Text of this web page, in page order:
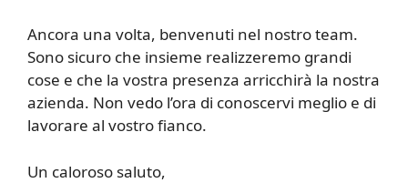
Ancora una volta, benvenuti nel nostro team.
Sono sicuro che insieme realizzeremo grandi
cose e che la vostra presenza arricchirà la nostra
azienda. Non vedo l’ora di conoscervi meglio e di
lavorare al vostro fianco.
Un caloroso saluto,